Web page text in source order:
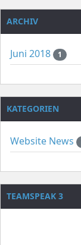
ARCHIV
Juni 2018 1
KATEGORIEN
Website News
TEAMSPEAK 3